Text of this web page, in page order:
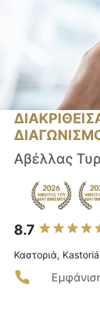
Αβέλλας
8.7
Καστοριά, Kastoriá